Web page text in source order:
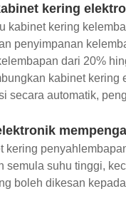
kering
kabinet kering
penyimpanan
dari 20%
kabinet
secara automatik,
kering
semula suhu tinggi,
boleh dikesan